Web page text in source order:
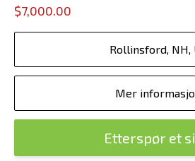
$7,000.00
Rollinsford, NH,
Mer
Etterspør et